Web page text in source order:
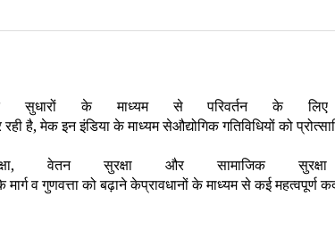
सुधारों के माध्यम से परिवर्तन
है,मेक इन इंडिया के माध्यम सेऔद्योगिक गतिविधियों को
,वेतन सुरक्षा और सामाजिक
व गुणवत्ता को बढ़ाने केप्रावधानों के माध्यम से कई महत्वपूर्ण